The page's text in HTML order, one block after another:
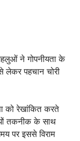
ने गोपनीयता के
लेकर पहचान चोरी
को रेखांकित करते
तकनीक के साथ
पर इससे विराम